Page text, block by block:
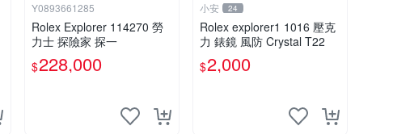
Y0893661285
Rolex Explorer 114270 勞
力士 探險家 探一
$228,000
小安 24
Rolex explorer1 1016 壓克
力 錶鏡 風防 Crystal T22
$2,000